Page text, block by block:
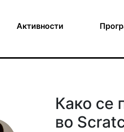
Активности
Како се
во